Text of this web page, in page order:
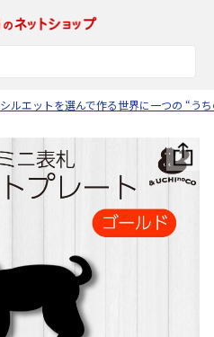
シルエットを選んで作る世界に一つの “う